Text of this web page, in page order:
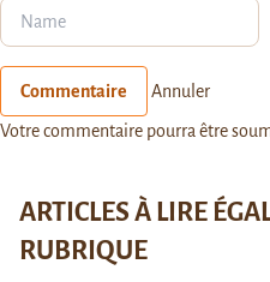
Commentaire Annuler
Votre commentaire pourra être
ARTICLES À LIRE
RUBRIQUE